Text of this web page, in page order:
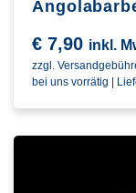
€ 7,90 inkl.
zzgl.
bei uns vorrätig |